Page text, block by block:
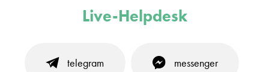
Live-Helpdesk
telegram messenger